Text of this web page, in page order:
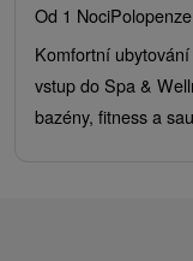
Od 1 NociPolopenze
Komfortní
vstup do Spa &
bazény, fitness a